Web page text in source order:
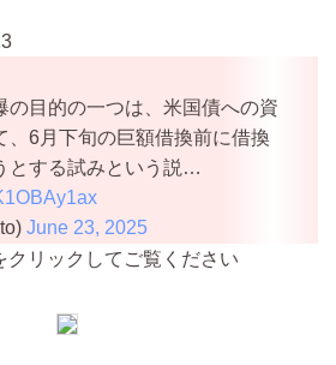
の目的の一つは、米国債への資
、6月下旬の巨額借換前に借換
とする試みという説…
June 23, 2025
リックしてご覧ください